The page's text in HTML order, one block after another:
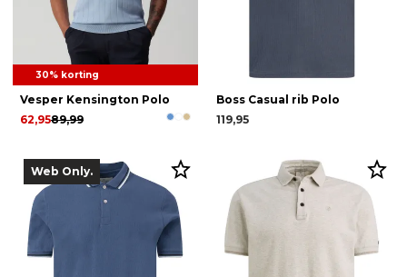
30% korting
Vesper Kensington Polo
89,99
62,95
Boss Casual rib Polo
119,95
Web Only.